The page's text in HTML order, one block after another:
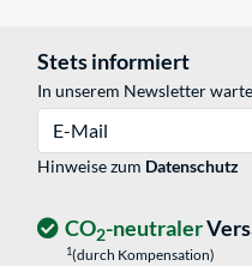
Stets informiert
In unserem Newsletter
Hinweise zum Datenschutz
CO2-neutraler
1(durch Kompensation)